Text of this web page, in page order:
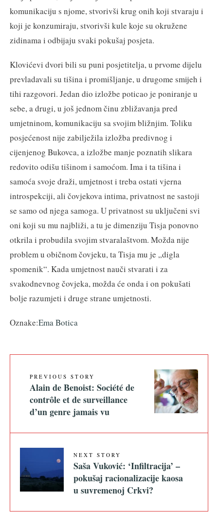
komunikaciju s njome, stvorivši krug onih koji stvaraju i
koji je konzumiraju, stvorivši kule koje su okružene
zidinama i odbijaju svaki pokušaj posjeta.
Klovićevi dvori bili su puni posjetitelja, u prvome dijelu
prevladavali su tišina i promišljanje, u drugome smijeh i
tihi razgovori. Jedan dio izložbe poticao je poniranje u
sebe, a drugi, u još jednom činu zbližavanja pred
umjetninom, komunikaciju sa svojim bližnjim. Toliku
posjećenost nije zabilježila izložba predivnog i
cijenjenog Bukovca, a izložbe manje poznatih slikara
redovito odišu tišinom i samoćom. Ima i ta tišina i
samoća svoje draži, umjetnost i treba ostati vjerna
introspekciji, ali čovjekova intima, privatnost ne sastoji
se samo od njega samoga. U privatnost su uključeni svi
oni koji su mu najbliži, a tu je dimenziju Tisja ponovno
otkrila i probudila svojim stvaralaštvom. Možda nije
problem u običnom čovjeku, ta Tisja mu je „digla
spomenik“. Kada umjetnost nauči stvarati i za
svakodnevnog čovjeka, možda će onda i on pokušati
bolje razumjeti i druge strane umjetnosti.
Oznake:Ema Botica
PREVIOUS STORY
Alain de Benoist: Société de
contrôle et de surveillance
d’un genre jamais vu
NEXT STORY
Saša Vuković: ‘Infiltracija’ –
pokušaj racionalizacije kaosa
u suvremenoj Crkvi?